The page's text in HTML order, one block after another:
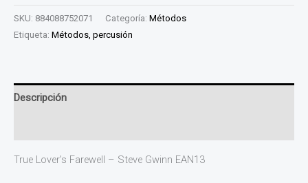
SKU: 884088752071 Categoría: Métodos
Etiqueta: Métodos, percusión
Descripción
True Lover’s Farewell – Steve Gwinn EAN13